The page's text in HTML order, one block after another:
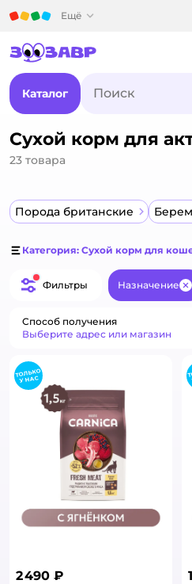
Ещё
Каталог
Сухой корм для
23 товара
Порода британские
Категория: Сухой корм для
Фильтры Назначение
Способ получения
Выберите адрес или магазин
2 490 ₽